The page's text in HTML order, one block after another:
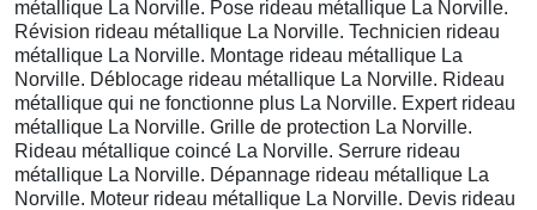
métallique La Norville. Pose rideau métallique La Norville.
Révision rideau métallique La Norville. Technicien rideau
métallique La Norville. Montage rideau métallique La
Norville. Déblocage rideau métallique La Norville. Rideau
métallique qui ne fonctionne plus La Norville. Expert rideau
métallique La Norville. Grille de protection La Norville.
Rideau métallique coincé La Norville. Serrure rideau
métallique La Norville. Dépannage rideau métallique La
Norville. Moteur rideau métallique La Norville. Devis rideau